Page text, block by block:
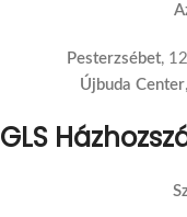
Pesterzsébet,
Újbuda Center
GLS